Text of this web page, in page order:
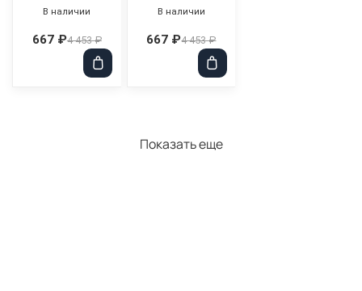
В наличии
667 ₽4 453 ₽
В наличии
667 ₽4 453 ₽
Показать еще